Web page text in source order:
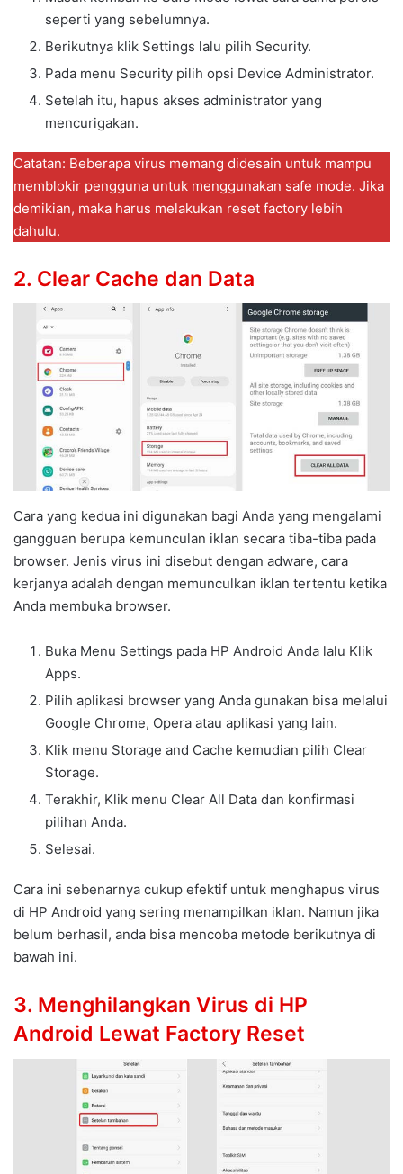
seperti yang sebelumnya.
Berikutnya klik Settings lalu pilih Security.
Pada menu Security pilih opsi Device Administrator.
Setelah itu, hapus akses administrator yang
mencurigakan.
Catatan: Beberapa virus memang didesain untuk mampu
memblokir pengguna untuk menggunakan safe mode. Jika
demikian, maka harus melakukan reset factory lebih
dahulu.
2. Clear Cache dan Data
Cara yang kedua ini digunakan bagi Anda yang mengalami
gangguan berupa kemunculan iklan secara tiba-tiba pada
browser. Jenis virus ini disebut dengan adware, cara
kerjanya adalah dengan memunculkan iklan tertentu ketika
Anda membuka browser.
Buka Menu Settings pada HP Android Anda lalu Klik
Apps.
Pilih aplikasi browser yang Anda gunakan bisa melalui
Google Chrome, Opera atau aplikasi yang lain.
Klik menu Storage and Cache kemudian pilih Clear
Storage.
Terakhir, Klik menu Clear All Data dan konfirmasi
pilihan Anda.
Selesai.
Cara ini sebenarnya cukup efektif untuk menghapus virus
di HP Android yang sering menampilkan iklan. Namun jika
belum berhasil, anda bisa mencoba metode berikutnya di
bawah ini.
3. Menghilangkan Virus di HP
Android Lewat Factory Reset